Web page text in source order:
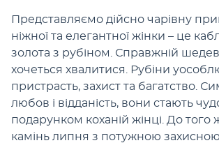
Представляємо дійсно чарівну
ніжної та елегантної жінки – це
золота з рубіном. Справжній
хочеться хвалитися. Рубіни
пристрасть, захист та багатство.
любов і відданість, вони стають
подарунком коханій жінці. До того
камінь липня з потужною